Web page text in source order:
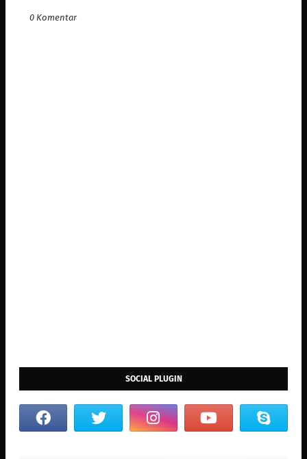
0 Komentar
SOCIAL PLUGIN